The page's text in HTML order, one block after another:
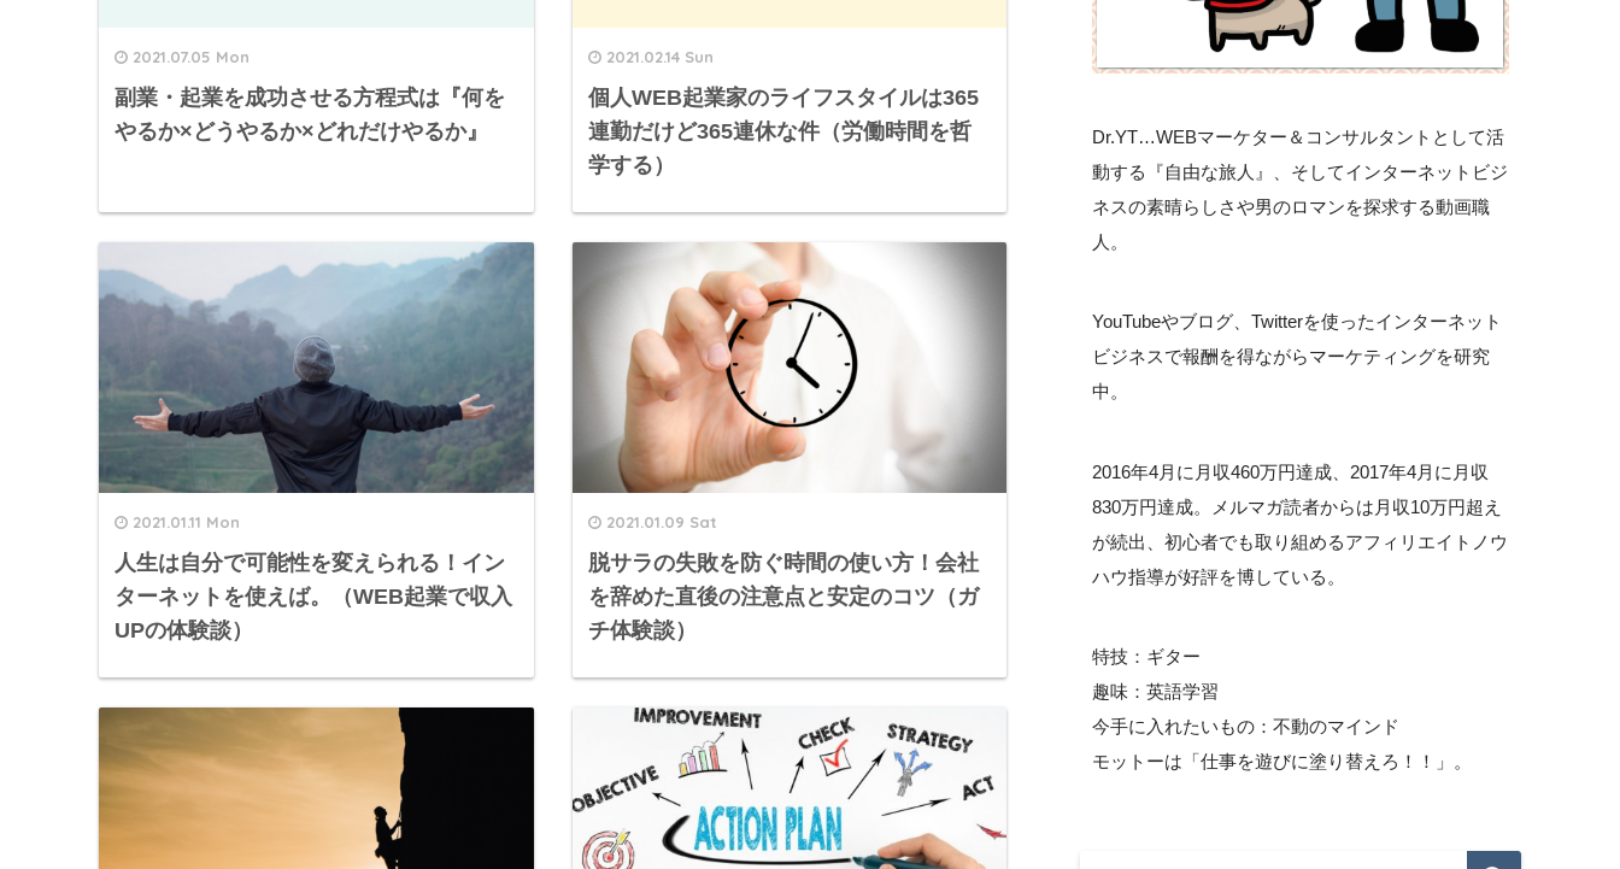
2021.07.05 Mon
副業・起業を成功させる方程式は『何を
やるか×どうやるか×どれだけやるか』
2021.02.14 Sun
個人WEB起業家のライフスタイルは365
連勤だけど365連休な件（労働時間を哲
学する）
2021.01.11 Mon
人生は自分で可能性を変えられる！イン
ターネットを使えば。（WEB起業で収入
UPの体験談）
2021.01.09 Sat
脱サラの失敗を防ぐ時間の使い方！会社
を辞めた直後の注意点と安定のコツ（ガ
チ体験談）
Dr.YT…WEBマーケター＆コンサルタントとして活
動する『自由な旅人』、そしてインターネットビジ
ネスの素晴らしさや男のロマンを探求する動画職
人。
YouTubeやブログ、Twitterを使ったインターネット
ビジネスで報酬を得ながらマーケティングを研究
中。
2016年4月に月収460万円達成、2017年4月に月収
830万円達成。メルマガ読者からは月収10万円超え
が続出、初心者でも取り組めるアフィリエイトノウ
ハウ指導が好評を博している。
特技：ギター
趣味：英語学習
今手に入れたいもの：不動のマインド
モットーは「仕事を遊びに塗り替えろ！！」。